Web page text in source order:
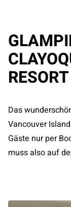
RESORT
Das
Vancouver
Gäste nur per
muss also auf